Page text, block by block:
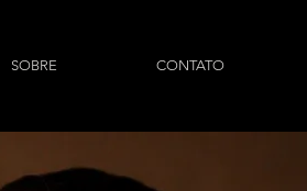
SOBRE CONTATO